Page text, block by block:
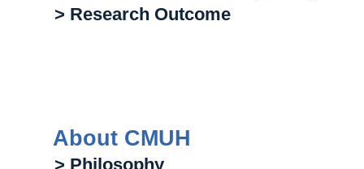
> Research Outcome
About CMUH
> Philosophy